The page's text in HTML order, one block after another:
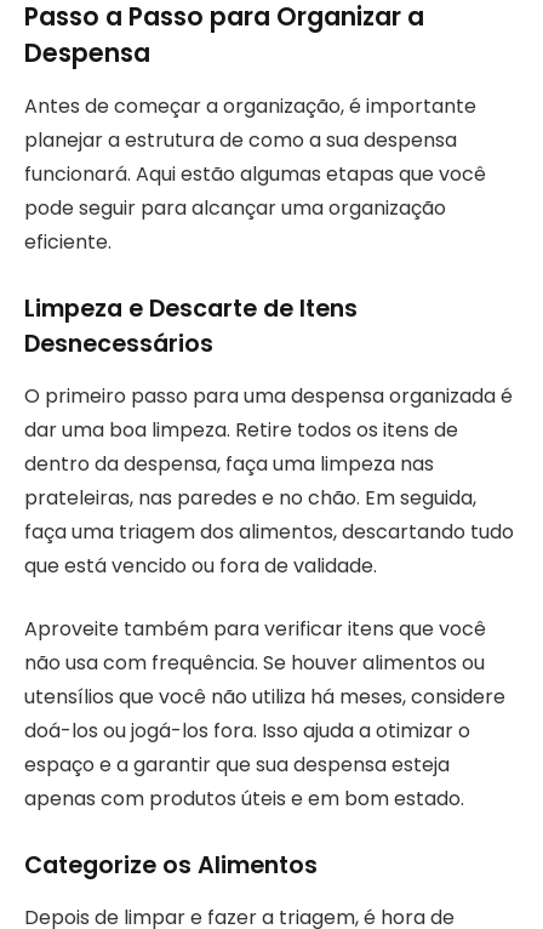
Passo a Passo para Organizar a
Despensa
Antes de começar a organização, é importante
planejar a estrutura de como a sua despensa
funcionará. Aqui estão algumas etapas que você
pode seguir para alcançar uma organização
eficiente.
Limpeza e Descarte de Itens
Desnecessários
O primeiro passo para uma despensa organizada é
dar uma boa limpeza. Retire todos os itens de
dentro da despensa, faça uma limpeza nas
prateleiras, nas paredes e no chão. Em seguida,
faça uma triagem dos alimentos, descartando tudo
que está vencido ou fora de validade.
Aproveite também para verificar itens que você
não usa com frequência. Se houver alimentos ou
utensílios que você não utiliza há meses, considere
doá-los ou jogá-los fora. Isso ajuda a otimizar o
espaço e a garantir que sua despensa esteja
apenas com produtos úteis e em bom estado.
Categorize os Alimentos
Depois de limpar e fazer a triagem, é hora de